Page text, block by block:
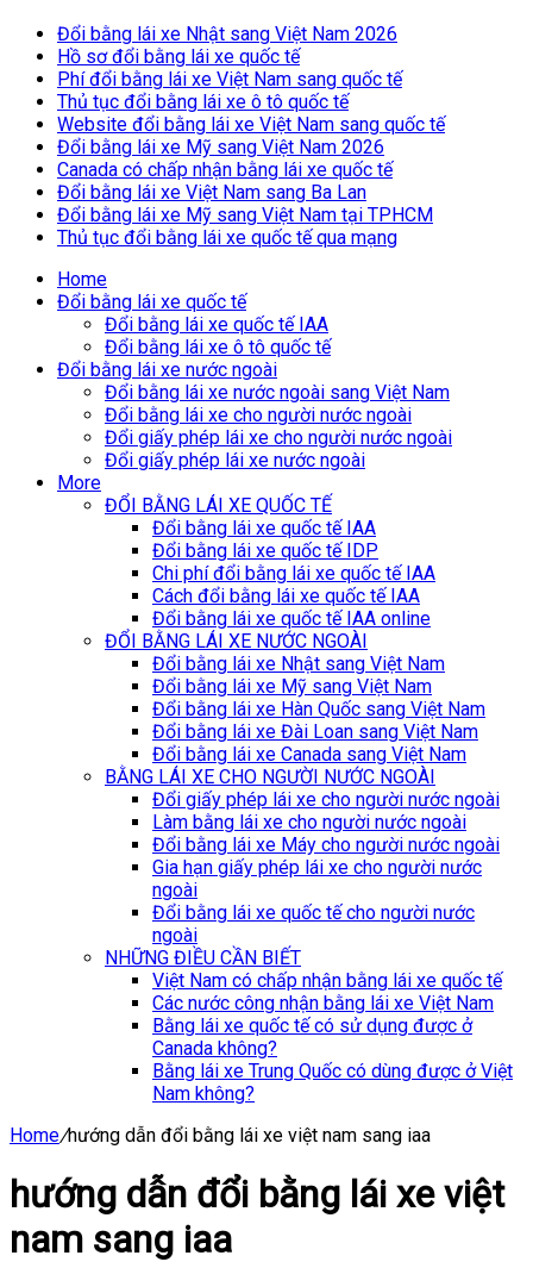
Đổi bằng lái xe Nhật sang Việt Nam 2026
Hồ sơ đổi bằng lái xe quốc tế
Phí đổi bằng lái xe Việt Nam sang quốc tế
Thủ tục đổi bằng lái xe ô tô quốc tế
Website đổi bằng lái xe Việt Nam sang quốc tế
Đổi bằng lái xe Mỹ sang Việt Nam 2026
Canada có chấp nhận bằng lái xe quốc tế
Đổi bằng lái xe Việt Nam sang Ba Lan
Đổi bằng lái xe Mỹ sang Việt Nam tại TPHCM
Thủ tục đổi bằng lái xe quốc tế qua mạng
Home
Đổi bằng lái xe quốc tế
Đổi bằng lái xe quốc tế IAA
Đổi bằng lái xe ô tô quốc tế
Đổi bằng lái xe nước ngoài
Đổi bằng lái xe nước ngoài sang Việt Nam
Đổi bằng lái xe cho người nước ngoài
Đổi giấy phép lái xe cho người nước ngoài
Đổi giấy phép lái xe nước ngoài
More
ĐỔI BẰNG LÁI XE QUỐC TẾ
Đổi bằng lái xe quốc tế IAA
Đổi bằng lái xe quốc tế IDP
Chi phí đổi bằng lái xe quốc tế IAA
Cách đổi bằng lái xe quốc tế IAA
Đổi bằng lái xe quốc tế IAA online
ĐỔI BẰNG LÁI XE NƯỚC NGOÀI
Đổi bằng lái xe Nhật sang Việt Nam
Đổi bằng lái xe Mỹ sang Việt Nam
Đổi bằng lái xe Hàn Quốc sang Việt Nam
Đổi bằng lái xe Đài Loan sang Việt Nam
Đổi bằng lái xe Canada sang Việt Nam
BẰNG LÁI XE CHO NGƯỜI NƯỚC NGOÀI
Đổi giấy phép lái xe cho người nước ngoài
Làm bằng lái xe cho người nước ngoài
Đổi bằng lái xe Máy cho người nước ngoài
Gia hạn giấy phép lái xe cho người nước
ngoài
Đổi bằng lái xe quốc tế cho người nước
ngoài
NHỮNG ĐIỀU CẦN BIẾT
Việt Nam có chấp nhận bằng lái xe quốc tế
Các nước công nhận bằng lái xe Việt Nam
Bằng lái xe quốc tế có sử dụng được ở
Canada không?
Bằng lái xe Trung Quốc có dùng được ở Việt
Nam không?
Home/hướng dẫn đổi bằng lái xe việt nam sang iaa
hướng dẫn đổi bằng lái xe việt
nam sang iaa